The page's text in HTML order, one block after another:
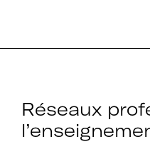
Réseaux